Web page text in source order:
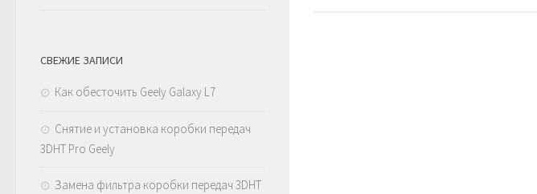
СВЕЖИЕ ЗАПИСИ
Как обесточить Geely Galaxy L7
Снятие и установка коробки передач
3DHT Pro Geely
Замена фильтра коробки передач 3DHT